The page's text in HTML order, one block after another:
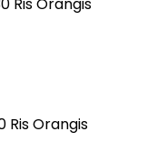
Ris Orangis